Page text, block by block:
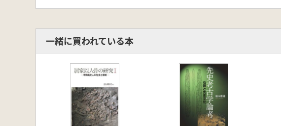
戸谷敦司 縄文時代の貝輪と製
松田光太郎 縄文時代の粘土採掘坑と採掘粘土
小林 嵩 有角石器集成
實川 理 石製玉類の穿孔実験に関するノート
國分篤志 卜骨と古代地方官衙の祭祀
糸原 清 龍角寺塚群について
柳澤清一 北海道島とアムール川流域・沿海地方の
岩城克洋 考古学における三次元計測と調査報告の
一緒に買われている本